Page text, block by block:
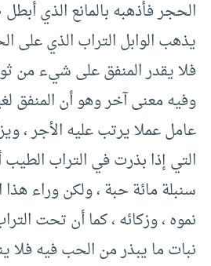
الحجر فأذهبه بالمانع الذي
يذهب الوابل التراب الذي على
فلا يقدر المنفق على شيء من
وفيه معنى آخر وهو أن المنفق
عامل عملا يرتب عليه الأجر ،
التي إذا بذرت في التراب
سنبلة مائة حبة ، ولكن وراء هذا
نموه ، وزكائه ، كما أن تحت
نبات ما يبذر من الحب فيه فلا